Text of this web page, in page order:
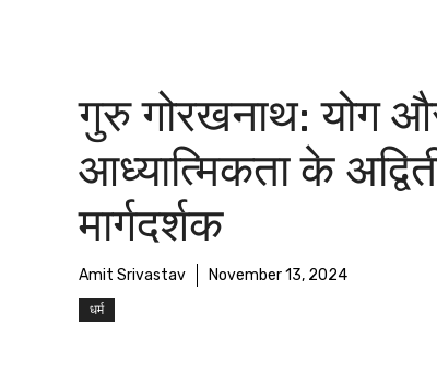
गुरु गोरखनाथ: योग
आध्यात्मिकता के
मार्गदर्शक
Amit Srivastav November 13, 2024
धर्म